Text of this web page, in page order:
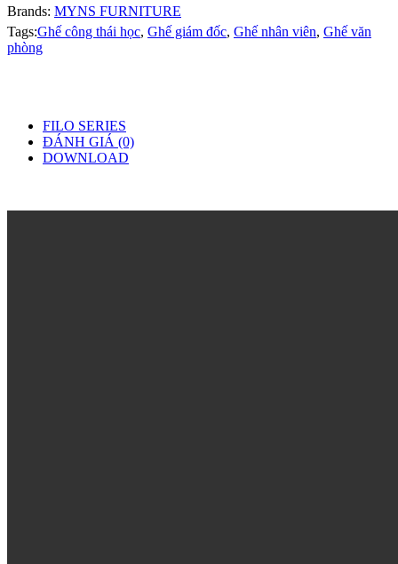
Brands: MYNS FURNITURE
Tags:Ghế công thái học, Ghế giám đốc, Ghế nhân viên, Ghế văn
phòng
FILO SERIES
ĐÁNH GIÁ (0)
DOWNLOAD